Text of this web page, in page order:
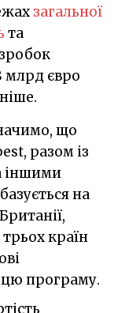
загальної
та
млрд євро
що
разом із
іншими
на
трьох країн
цю програму.